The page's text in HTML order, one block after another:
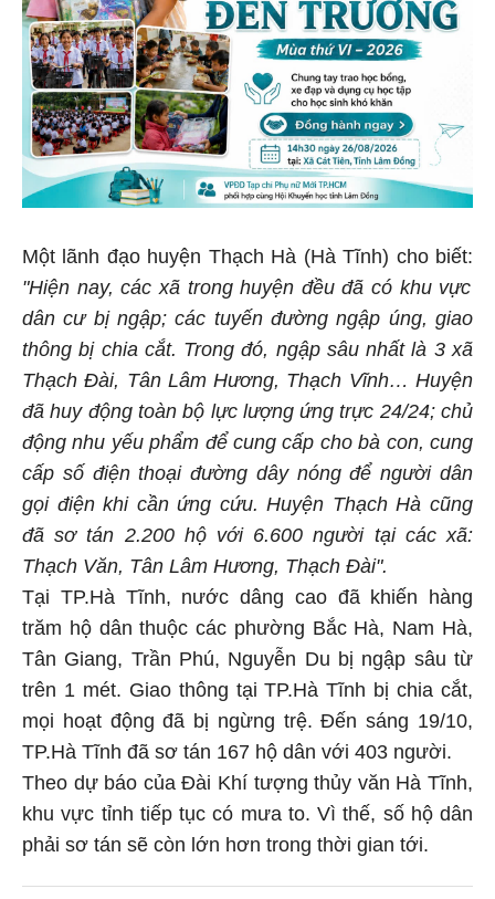
Một lãnh đạo huyện Thạch Hà (Hà Tĩnh) cho biết:
"Hiện nay, các xã trong huyện đều đã có khu vực
dân cư bị ngập; các tuyến đường ngập úng, giao
thông bị chia cắt. Trong đó, ngập sâu nhất là 3 xã
Thạch Đài, Tân Lâm Hương, Thạch Vĩnh… Huyện
đã huy động toàn bộ lực lượng ứng trực 24/24; chủ
động nhu yếu phẩm để cung cấp cho bà con, cung
cấp số điện thoại đường dây nóng để người dân
gọi điện khi cần ứng cứu. Huyện Thạch Hà cũng
đã sơ tán 2.200 hộ với 6.600 người tại các xã:
Thạch Văn, Tân Lâm Hương, Thạch Đài".
Tại TP.Hà Tĩnh, nước dâng cao đã khiến hàng
trăm hộ dân thuộc các phường Bắc Hà, Nam Hà,
Tân Giang, Trần Phú, Nguyễn Du bị ngập sâu từ
trên 1 mét. Giao thông tại TP.Hà Tĩnh bị chia cắt,
mọi hoạt động đã bị ngừng trệ. Đến sáng 19/10,
TP.Hà Tĩnh đã sơ tán 167 hộ dân với 403 người.
Theo dự báo của Đài Khí tượng thủy văn Hà Tĩnh,
khu vực tỉnh tiếp tục có mưa to. Vì thế, số hộ dân
phải sơ tán sẽ còn lớn hơn trong thời gian tới.